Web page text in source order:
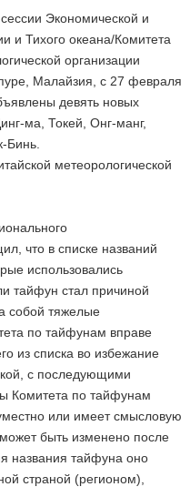
Экономической и
и Тихого океана/Комитета
организации
Малайзия, с 27 февраля
девять новых
ма, Токей, Онг-манг,
Бинь.
метеорологической
что в списке названий
использовались
тайфун стал причиной
собой тяжелые
по тайфунам вправе
из списка во избежание
с последующими
Комитета по тайфунам
или имеет смысловую
быть изменено после
названия тайфуна оно
страной (регионом),